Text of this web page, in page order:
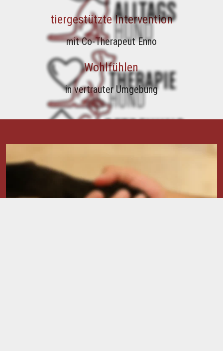
tiergestützte Intervention
mit Co-Therapeut Enno
Wohlfühlen
in vertrauter Umgebung
wir auf Nachfrage Hospitationen.